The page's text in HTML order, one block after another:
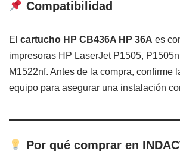
Compatibilidad
El cartucho HP CB436A HP 36A es
impresoras HP LaserJet P1505,
M1522nf. Antes de la compra, confirme
equipo para asegurar una instalación
Por qué comprar en